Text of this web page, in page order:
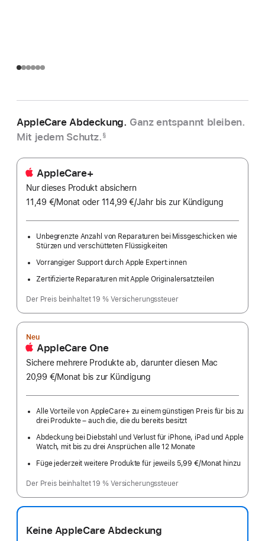
AppleCare Abdeckung. Ganz entspannt bleiben.
Mit jedem Schutz. §
AppleCare+
Nur dieses Produkt absichern
11,49 €/Monat pro
oder 114,99 €/Jahr Pro
bis zur Kündigung
Unbegrenzte Anzahl von Reparaturen bei Missgeschicken wie
Stürzen und verschütteten Flüssigkeiten
Vorrangiger Support durch Apple Expert:innen
Zertifizierte Reparaturen mit Apple Originalersatzteilen
Der Preis beinhaltet 19 % Versicherungssteuer
Neu
AppleCare One
Sichere mehrere Produkte ab, darunter diesen Mac
20,99 €/Monat pro
bis zur Kündigung
Alle Vorteile von AppleCare+ zu einem günstigen Preis für bis zu
drei Produkte – auch die, die du bereits besitzt
Abdeckung bei Diebstahl und Verlust für iPhone, iPad und Apple
Watch, mit bis zu drei Ansprüchen alle 12 Monate
Füge jederzeit weitere Produkte für jeweils 5,99 €/Monat hinzu
Der Preis beinhaltet 19 % Versicherungssteuer
Keine AppleCare Abdeckung